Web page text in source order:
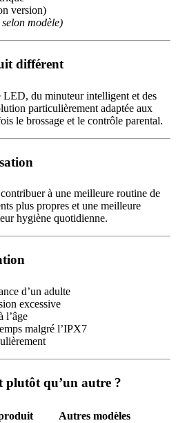
version)
modèle)
différent
du minuteur intelligent et des
particulièrement adaptée aux
le brossage et le contrôle parental.
à une meilleure routine de
plus propres et une meilleure
hygiène quotidienne.
d’un adulte
excessive
l’âge
malgré l’IPX7
plutôt qu’un autre ?
Autres modèles